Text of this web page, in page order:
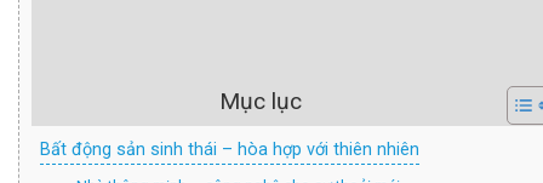
Mục lục
Bất động sản sinh thái – hòa hợp với thiên nhiên